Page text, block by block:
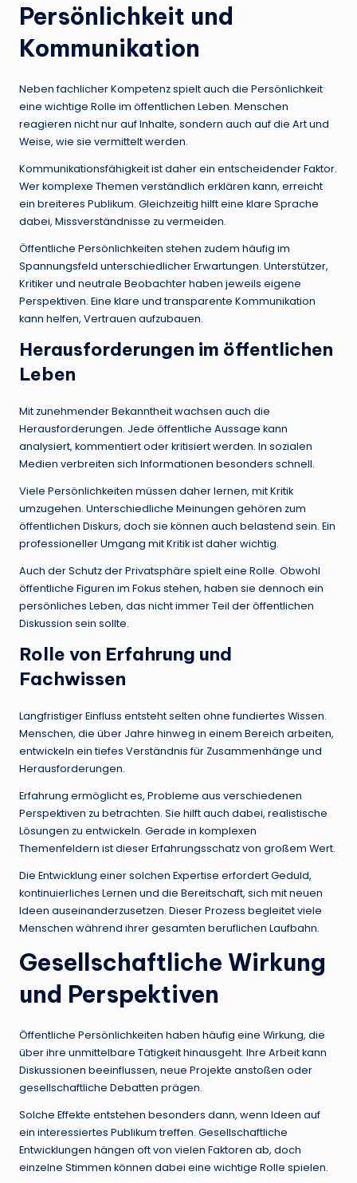
Persönlichkeit und
Kommunikation
Neben fachlicher Kompetenz spielt auch die Persönlichkeit
eine wichtige Rolle im öffentlichen Leben. Menschen
reagieren nicht nur auf Inhalte, sondern auch auf die Art und
Weise, wie sie vermittelt werden.
Kommunikationsfähigkeit ist daher ein entscheidender Faktor.
Wer komplexe Themen verständlich erklären kann, erreicht
ein breiteres Publikum. Gleichzeitig hilft eine klare Sprache
dabei, Missverständnisse zu vermeiden.
Öffentliche Persönlichkeiten stehen zudem häufig im
Spannungsfeld unterschiedlicher Erwartungen. Unterstützer,
Kritiker und neutrale Beobachter haben jeweils eigene
Perspektiven. Eine klare und transparente Kommunikation
kann helfen, Vertrauen aufzubauen.
Herausforderungen im öffentlichen
Leben
Mit zunehmender Bekanntheit wachsen auch die
Herausforderungen. Jede öffentliche Aussage kann
analysiert, kommentiert oder kritisiert werden. In sozialen
Medien verbreiten sich Informationen besonders schnell.
Viele Persönlichkeiten müssen daher lernen, mit Kritik
umzugehen. Unterschiedliche Meinungen gehören zum
öffentlichen Diskurs, doch sie können auch belastend sein. Ein
professioneller Umgang mit Kritik ist daher wichtig.
Auch der Schutz der Privatsphäre spielt eine Rolle. Obwohl
öffentliche Figuren im Fokus stehen, haben sie dennoch ein
persönliches Leben, das nicht immer Teil der öffentlichen
Diskussion sein sollte.
Rolle von Erfahrung und
Fachwissen
Langfristiger Einfluss entsteht selten ohne fundiertes Wissen.
Menschen, die über Jahre hinweg in einem Bereich arbeiten,
entwickeln ein tiefes Verständnis für Zusammenhänge und
Herausforderungen.
Erfahrung ermöglicht es, Probleme aus verschiedenen
Perspektiven zu betrachten. Sie hilft auch dabei, realistische
Lösungen zu entwickeln. Gerade in komplexen
Themenfeldern ist dieser Erfahrungsschatz von großem Wert.
Die Entwicklung einer solchen Expertise erfordert Geduld,
kontinuierliches Lernen und die Bereitschaft, sich mit neuen
Ideen auseinanderzusetzen. Dieser Prozess begleitet viele
Menschen während ihrer gesamten beruflichen Laufbahn.
Gesellschaftliche Wirkung
und Perspektiven
Öffentliche Persönlichkeiten haben häufig eine Wirkung, die
über ihre unmittelbare Tätigkeit hinausgeht. Ihre Arbeit kann
Diskussionen beeinflussen, neue Projekte anstoßen oder
gesellschaftliche Debatten prägen.
Solche Effekte entstehen besonders dann, wenn Ideen auf
ein interessiertes Publikum treffen. Gesellschaftliche
Entwicklungen hängen oft von vielen Faktoren ab, doch
einzelne Stimmen können dabei eine wichtige Rolle spielen.